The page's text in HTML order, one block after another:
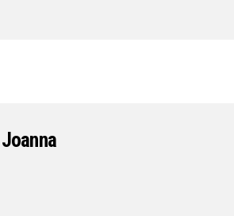
Joanna